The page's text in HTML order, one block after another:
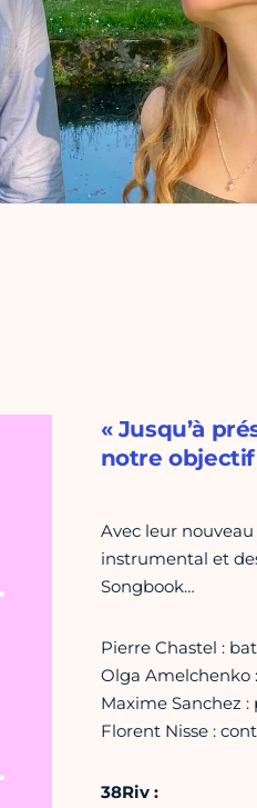
« Jusqu’à
notre objectif
Avec leur
instrumental et
Songbook…
Pierre Chastel :
Olga Amelchenko
Maxime Sanchez :
Florent Nisse :
38Riv :